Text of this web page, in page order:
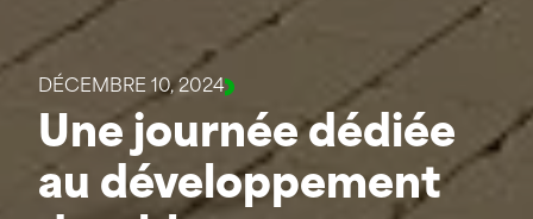
DÉCEMBRE 10, 2024
Une journée dédiée
au développement